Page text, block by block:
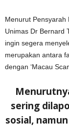
Menurut Pensyarah
Unimas Dr Bernard
ingin segera
merupakan antara
dengan ‘Macau
sering
sosial,